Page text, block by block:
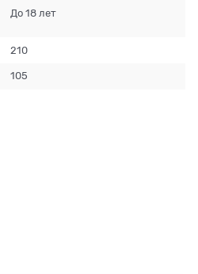
До 18 лет
210
105